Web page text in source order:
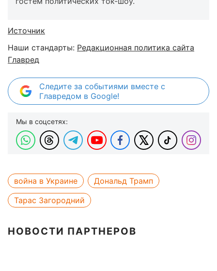
Источник
Наши стандарты: Редакционная политика сайта
Главред
Следите за событиями вместе с
Главредом в Google!
Мы в соцсетях:
война в Украине
Дональд Трамп
Тарас Загородний
НОВОСТИ ПАРТНЕРОВ